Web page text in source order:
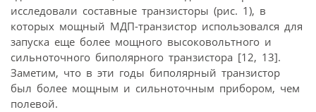
исследовали составные транзисторы (рис. 1), в
которых мощный МДП-транзистор использовался для
запуска еще более мощного высоковольтного и
сильноточного биполярного транзистора [12, 13].
Заметим, что в эти годы биполярный транзистор
был более мощным и сильноточным прибором, чем
полевой.